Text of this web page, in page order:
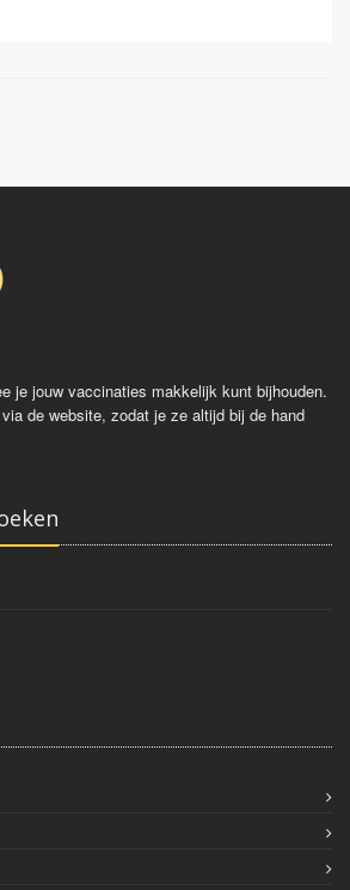
je jouw vaccinaties makkelijk kunt bijhouden.
de website, zodat je ze altijd bij de hand